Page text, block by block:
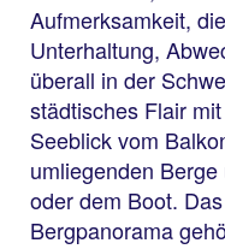
Aufmerksamkeit,
Unterhaltung,
überall in der
städtisches Flair
Seeblick vom
umliegenden
oder dem Boot.
Bergpanorama